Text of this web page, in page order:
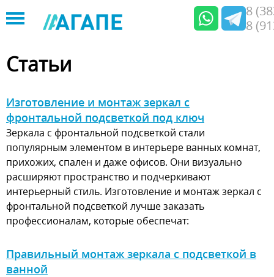
to
navigation
8
8
Статьи
Изготовление и монтаж зеркал с
фронтальной подсветкой под ключ
Зеркала с фронтальной подсветкой стали
популярным элементом в интерьере ванных комнат,
прихожих, спален и даже офисов. Они визуально
расширяют пространство и подчеркивают
интерьерный стиль. Изготовление и монтаж зеркал с
фронтальной подсветкой лучше заказать
профессионалам, которые обеспечат:
Правильный монтаж зеркала с подсветкой в
ванной